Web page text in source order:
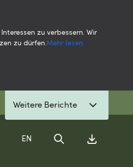
zu verbessern. Wir
zu dürfen.Mehr lesen
Weitere Berichte
EN